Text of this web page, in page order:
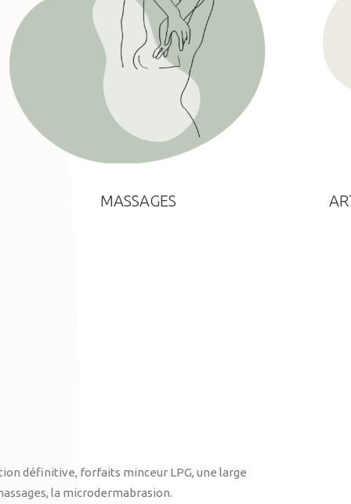
MASSAGES
définitive, forfaits minceur LPG, une large
la microdermabrasion.